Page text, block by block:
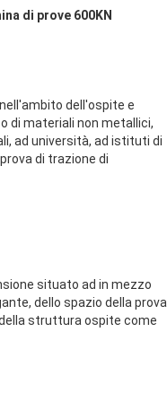
di prove 600KN
dell'ospite e
di materiali non metallici,
ad università, ad istituti di
di trazione di
situato ad in mezzo
dello spazio della prova
struttura ospite come